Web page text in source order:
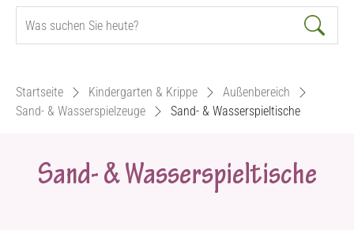
Startseite Kindergarten & Krippe
Außenbereich
Sand- & Wasserspielzeuge
Sand- & Wasserspieltische
Sand- & Wasserspieltische